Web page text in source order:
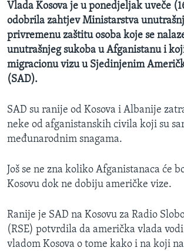
Jezici
Vlada Kosova je u ponedjeljak uveče
odobrila zahtjev Ministarstva
privremenu zaštitu osoba koje se
unutrašnjeg sukoba u Afganistanu i
migracionu vizu u Sjedinjenim
(SAD).
SAD su ranije od Kosova i Albanije
neke od afganistanskih civila koji su
međunarodnim snagama.
Još se ne zna koliko Afganistanaca će
Kosovu dok ne dobiju američke vize.
Ranije je SAD na Kosovu za Radio
(RSE) potvrdila da američka vlada vodi
vladom Kosova o tome kako i na koji